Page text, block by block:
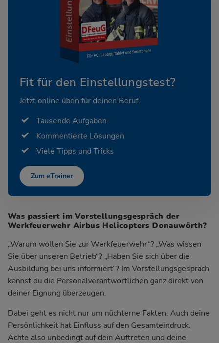
Fit für den Einstellungstest?
Jetzt online üben für deinen Beruf.
Tausende Aufgaben
Kommentierte Lösungen
Viele Tipps und Tricks
Zum eTrainer
Was passiert im Vorstellungsgespräch der
Werkfeuerwehr Airbus Helicopters Donauwörth?
„Warum wollen Sie zur Werkfeuerwehr“? „Was wissen
Sie über unseren Betrieb“? „Haben Sie sich über die
Ausbildung bei uns informiert“? Im Vorstellungsgespräch
kannst du die Personalverantwortlichen ganz direkt von
deiner Eignung überzeugen.
Dabei geht es nicht nur um nüchterne Fakten: Auch deine
Persönlichkeit hat Einfluss auf den Gesamteindruck.
Achte also unbedingt auf dein Auftreten und deine